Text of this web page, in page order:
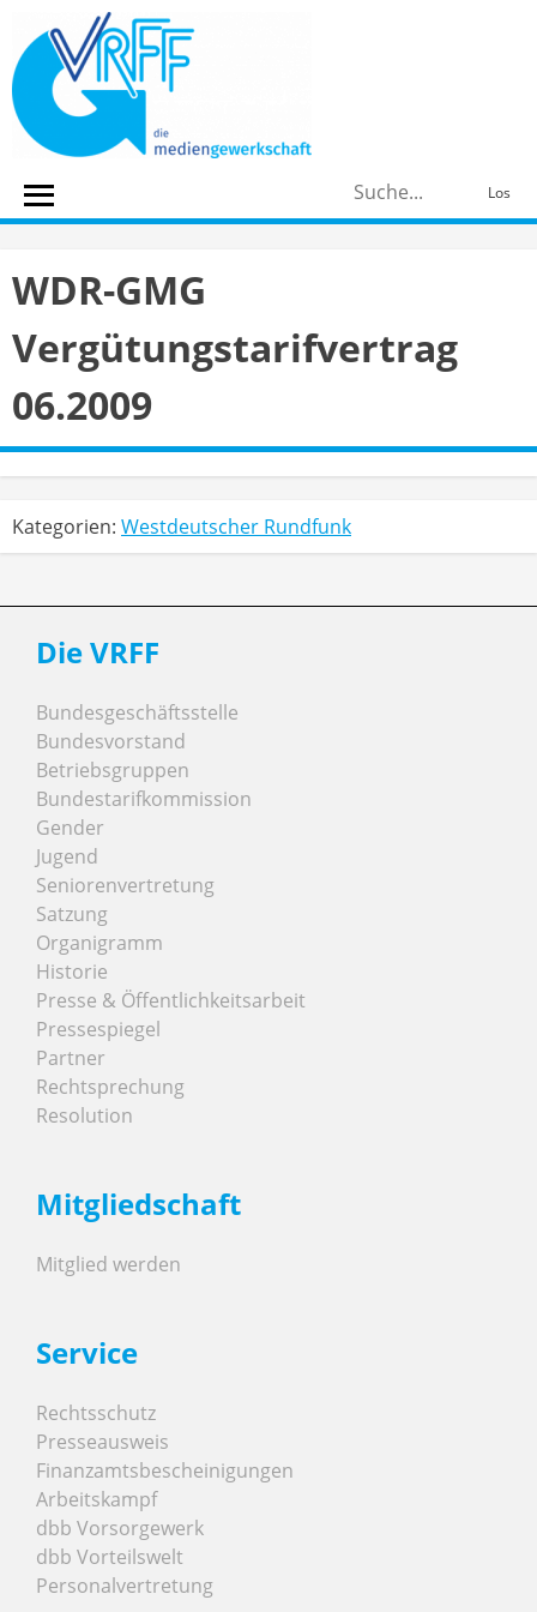
content
Los
WDR-GMG
Vergütungstarifvertrag
06.2009
Kategorien: Westdeutscher Rundfunk
Die VRFF
Bundesgeschäftsstelle
Bundesvorstand
Betriebsgruppen
Bundestarifkommission
Gender
Jugend
Seniorenvertretung
Satzung
Organigramm
Historie
Presse & Öffentlichkeitsarbeit
Pressespiegel
Partner
Rechtsprechung
Resolution
Mitgliedschaft
Mitglied werden
Service
Rechtsschutz
Presseausweis
Finanzamtsbescheinigungen
Arbeitskampf
dbb Vorsorgewerk
dbb Vorteilswelt
Personalvertretung